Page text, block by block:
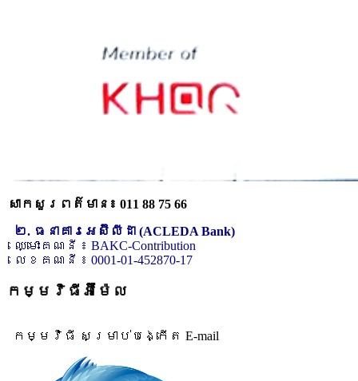
សាកសួរពត៌មាន៖ 011 88 75 66
២. ធនាគារអេស៊ីលីដា (ACLEDA Bank)
ឈ្មោះគណនី ៖ BAKC-Contribution
លេខគណនី ៖ 0001-01-452870-17
កម្មវិធីអ៊ីម៉ែល
កម្មវិធី សម្រាប់បង្កើត E-mail